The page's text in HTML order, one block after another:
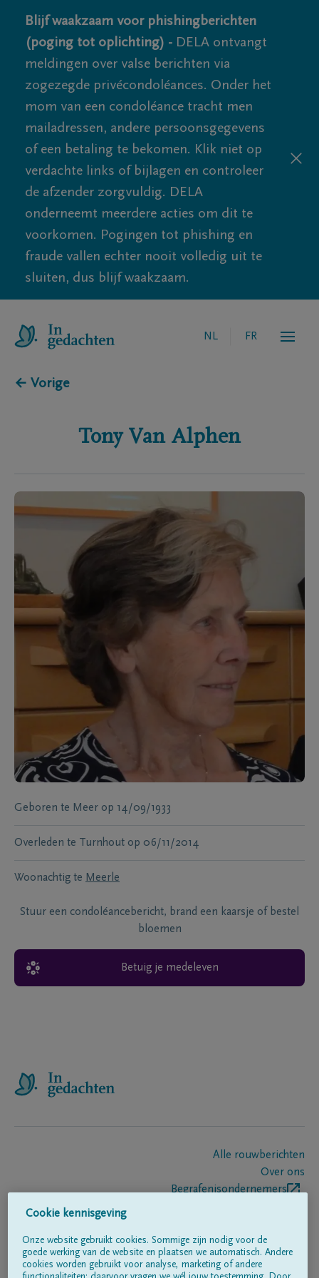
Blijf waakzaam voor phishingberichten
(poging tot oplichting) - DELA ontvangt
meldingen over valse berichten via
zogezegde privécondoléances. Onder het
mom van een condoléance tracht men
mailadressen, andere persoonsgegevens
of een betaling te bekomen. Klik niet op
verdachte links of bijlagen en controleer
de afzender zorgvuldig. DELA
onderneemt meerdere acties om dit te
voorkomen. Pogingen tot phishing en
fraude vallen echter nooit volledig uit te
sluiten, dus blijf waakzaam.
NL FR
← Vorige
Tony Van Alphen
Geboren te Meer op 14/09/1933
Overleden te Turnhout op 06/11/2014
Woonachtig te Meerle
Stuur een condoléancebericht, brand een kaarsje of bestel
bloemen
Betuig je medeleven
Alle rouwberichten
Over ons
Begrafenisondernemers
Volg ons op
Cookie kennisgeving
Onze website gebruikt cookies. Sommige zijn nodig voor de
goede werking van de website en plaatsen we automatisch. Andere
cookies worden gebruikt voor analyse, marketing of andere